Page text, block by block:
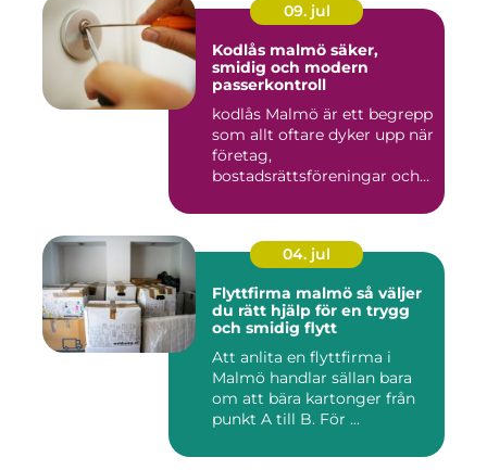
09. jul
Kodlås malmö säker,
smidig och modern
passerkontroll
kodlås Malmö är ett begrepp
som allt oftare dyker upp när
företag,
bostadsrättsföreningar och
04. jul
Flyttfirma malmö så väljer
du rätt hjälp för en trygg
och smidig flytt
Att anlita en flyttfirma i
Malmö handlar sällan bara
om att bära kartonger från
punkt A till B. För ...